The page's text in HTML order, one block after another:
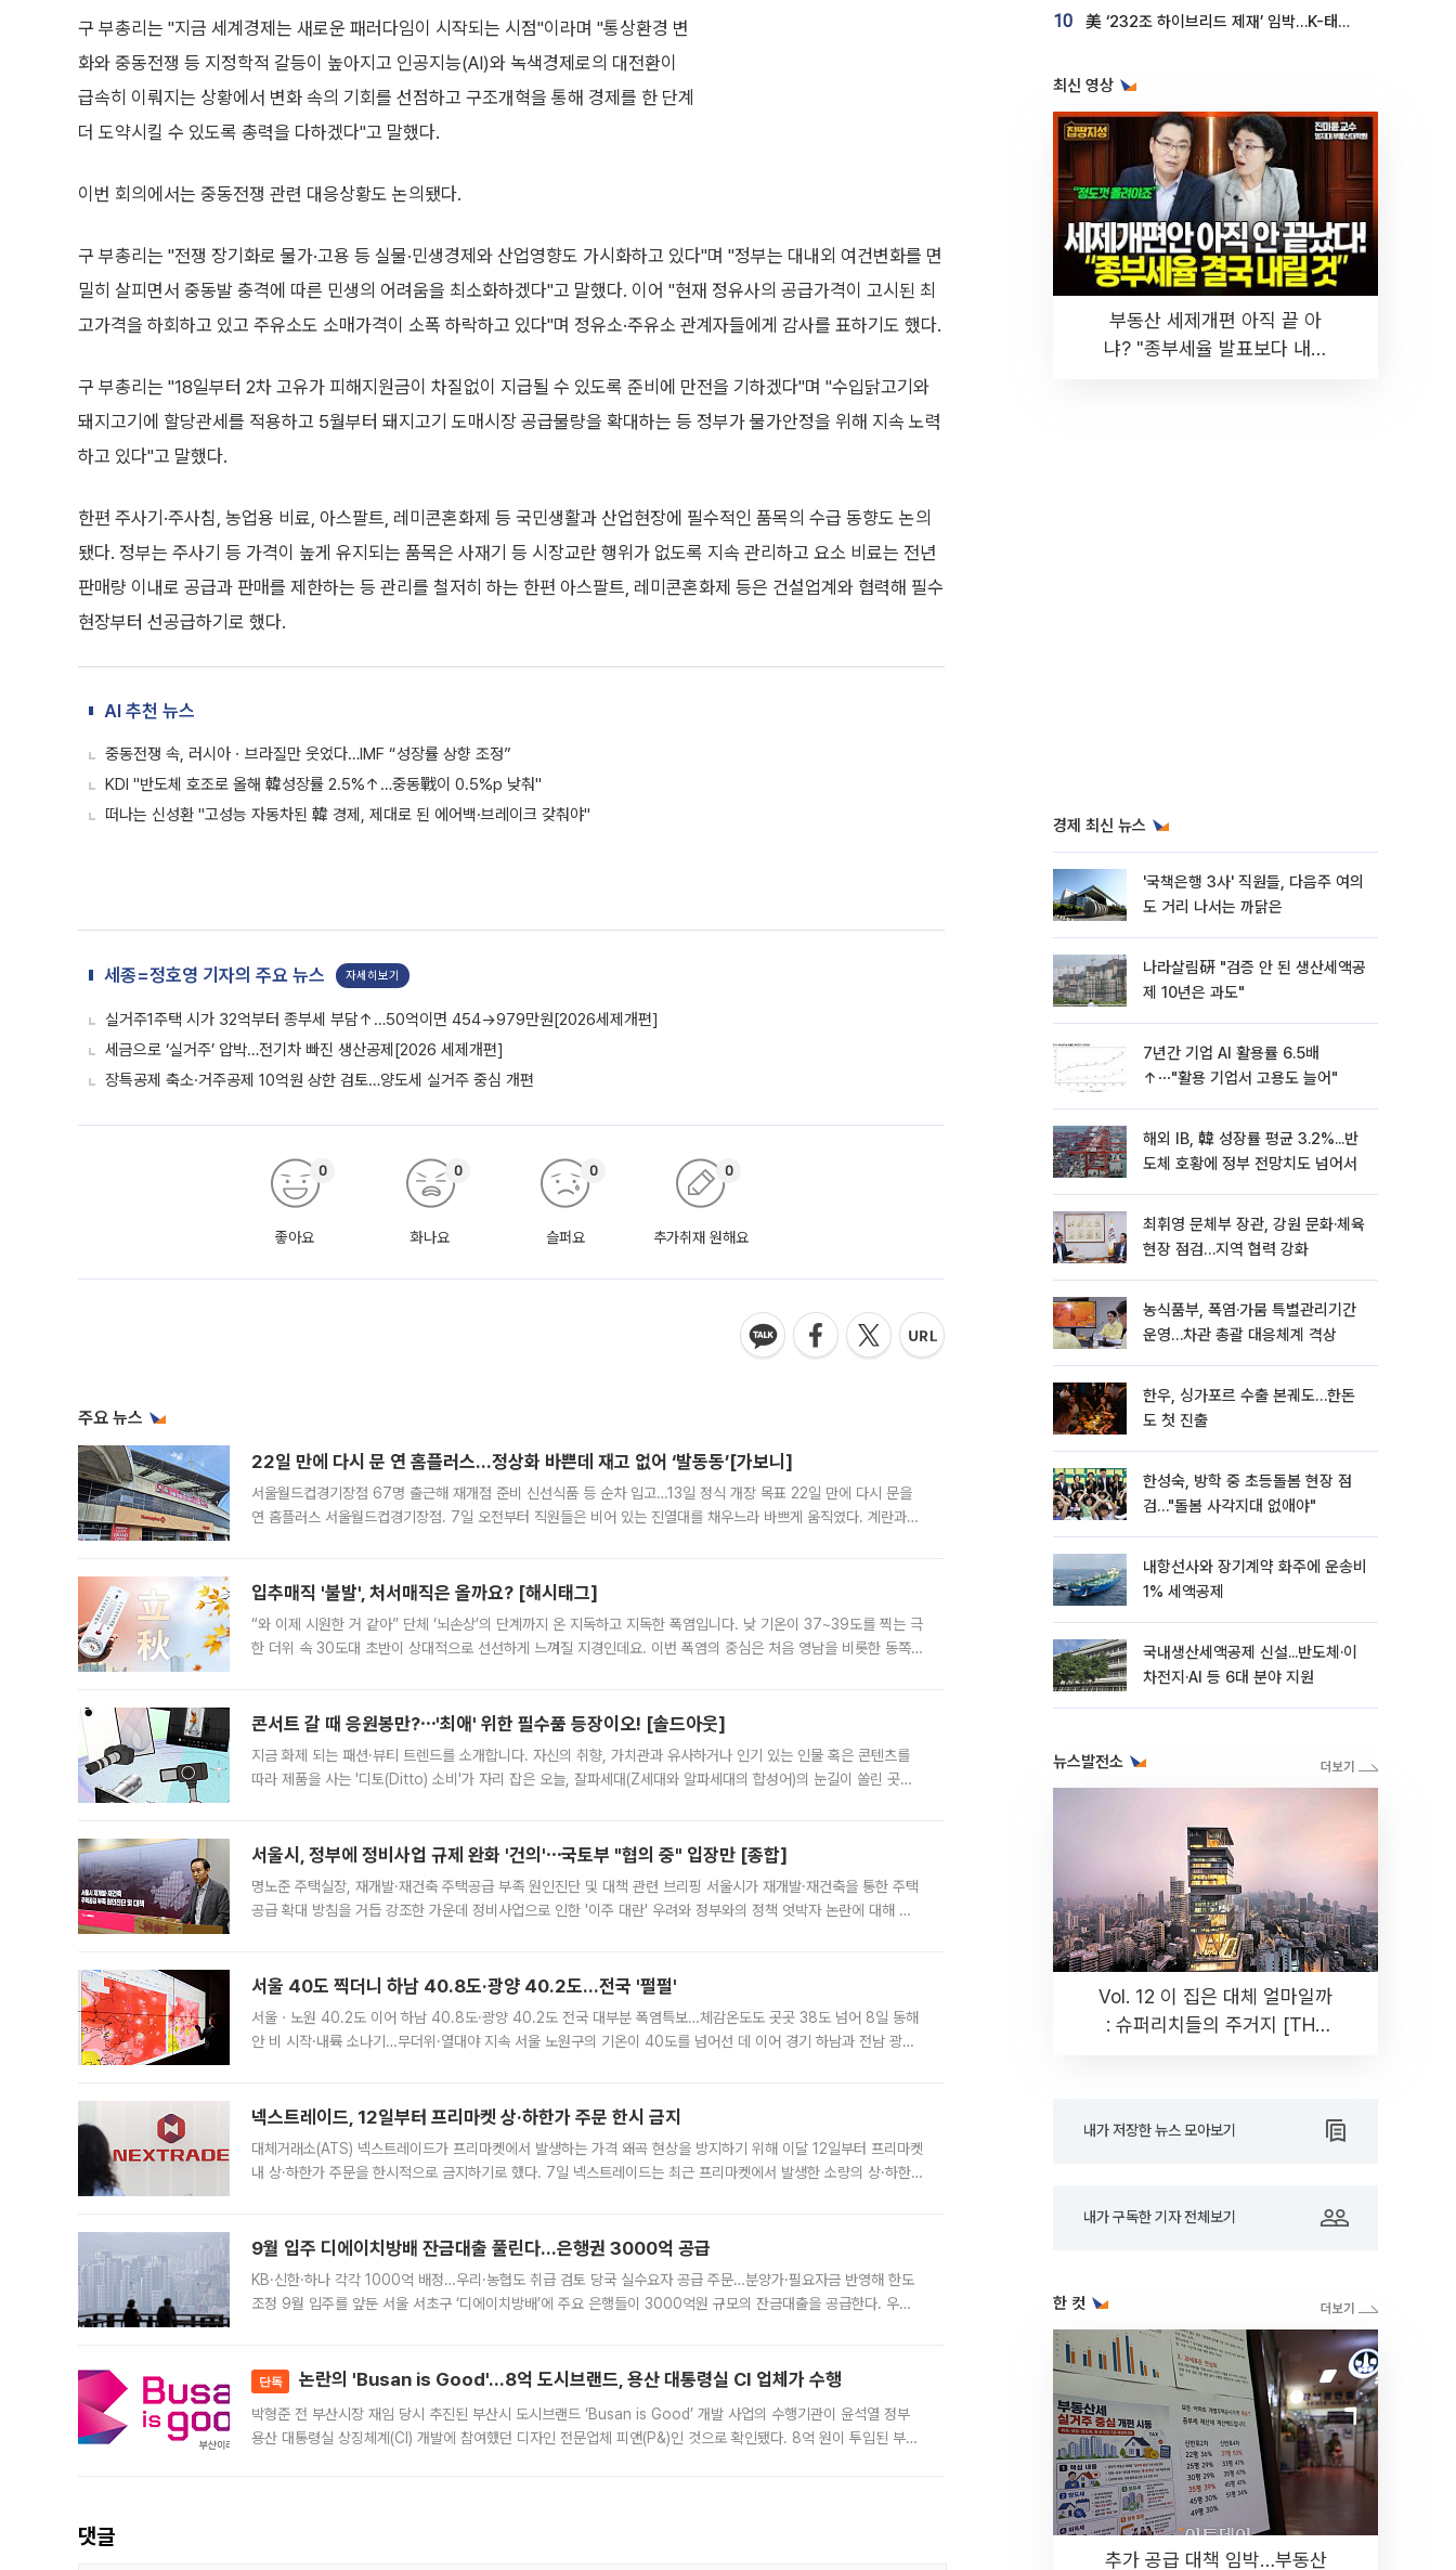
구 부총리는 "지금 세계경제는 새로운 패러다임이 시작되는 시점"이라며 "통상환경 변
화와 중동전쟁 등 지정학적 갈등이 높아지고 인공지능(AI)와 녹색경제로의 대전환이
급속히 이뤄지는 상황에서 변화 속의 기회를 선점하고 구조개혁을 통해 경제를 한 단계
더 도약시킬 수 있도록 총력을 다하겠다"고 말했다.
이번 회의에서는 중동전쟁 관련 대응상황도 논의됐다.
구 부총리는 "전쟁 장기화로 물가·고용 등 실물·민생경제와 산업영향도 가시화하고 있다"며 "정부는 대내외 여건변화를 면
밀히 살피면서 중동발 충격에 따른 민생의 어려움을 최소화하겠다"고 말했다. 이어 "현재 정유사의 공급가격이 고시된 최
고가격을 하회하고 있고 주유소도 소매가격이 소폭 하락하고 있다"며 정유소·주유소 관계자들에게 감사를 표하기도 했다.
구 부총리는 "18일부터 2차 고유가 피해지원금이 차질없이 지급될 수 있도록 준비에 만전을 기하겠다"며 "수입닭고기와
돼지고기에 할당관세를 적용하고 5월부터 돼지고기 도매시장 공급물량을 확대하는 등 정부가 물가안정을 위해 지속 노력
하고 있다"고 말했다.
한편 주사기·주사침, 농업용 비료, 아스팔트, 레미콘혼화제 등 국민생활과 산업현장에 필수적인 품목의 수급 동향도 논의
됐다. 정부는 주사기 등 가격이 높게 유지되는 품목은 사재기 등 시장교란 행위가 없도록 지속 관리하고 요소 비료는 전년
판매량 이내로 공급과 판매를 제한하는 등 관리를 철저히 하는 한편 아스팔트, 레미콘혼화제 등은 건설업계와 협력해 필수
현장부터 선공급하기로 했다.
AI 추천 뉴스
중동전쟁 속, 러시아ㆍ브라질만 웃었다…IMF “성장률 상향 조정”
KDI "반도체 호조로 올해 韓성장률 2.5%↑…중동戰이 0.5%p 낮춰"
떠나는 신성환 "고성능 자동차된 韓 경제, 제대로 된 에어백·브레이크 갖춰야"
세종=정호영 기자의 주요 뉴스 자세히보기
실거주1주택 시가 32억부터 종부세 부담↑…50억이면 454→979만원[2026세제개편]
세금으로 ‘실거주’ 압박…전기차 빠진 생산공제[2026 세제개편]
장특공제 축소·거주공제 10억원 상한 검토…양도세 실거주 중심 개편
좋아요
0
화나요
0
슬퍼요
0
추가취재 원해요
0
주요 뉴스
22일 만에 다시 문 연 홈플러스…정상화 바쁜데 재고 없어 ‘발동동’[가보니]
서울월드컵경기장점 67명 출근해 재개점 준비 신선식품 등 순차 입고…13일 정식 개장 목표 22일 만에 다시 문을
연 홈플러스 서울월드컵경기장점. 7일 오전부터 직원들은 비어 있는 진열대를 채우느라 바쁘게 움직였다. 계란과
입추매직 '불발', 처서매직은 올까요? [해시태그]
“와 이제 시원한 거 같아” 단체 ‘뇌손상’의 단계까지 온 지독하고 지독한 폭염입니다. 낮 기온이 37~39도를 찍는 극
한 더위 속 30도대 초반이 상대적으로 선선하게 느껴질 지경인데요. 이번 폭염의 중심은 처음 영남을 비롯한 동쪽
콘서트 갈 때 응원봉만?⋯'최애' 위한 필수품 등장이오! [솔드아웃]
지금 화제 되는 패션·뷰티 트렌드를 소개합니다. 자신의 취향, 가치관과 유사하거나 인기 있는 인물 혹은 콘텐츠를
따라 제품을 사는 '디토(Ditto) 소비'가 자리 잡은 오늘, 잘파세대(Z세대와 알파세대의 합성어)의 눈길이 쏠린 곳은
서울시, 정부에 정비사업 규제 완화 '건의'⋯국토부 "협의 중" 입장만 [종합]
명노준 주택실장, 재개발·재건축 주택공급 부족 원인진단 및 대책 관련 브리핑 서울시가 재개발·재건축을 통한 주택
공급 확대 방침을 거듭 강조한 가운데 정비사업으로 인한 '이주 대란' 우려와 정부와의 정책 엇박자 논란에 대해 정
서울 40도 찍더니 하남 40.8도·광양 40.2도…전국 '펄펄'
서울ㆍ노원 40.2도 이어 하남 40.8도·광양 40.2도 전국 대부분 폭염특보…체감온도도 곳곳 38도 넘어 8일 동해
안 비 시작·내륙 소나기…무더위·열대야 지속 서울 노원구의 기온이 40도를 넘어선 데 이어 경기 하남과 전남 광양
넥스트레이드, 12일부터 프리마켓 상·하한가 주문 한시 금지
대체거래소(ATS) 넥스트레이드가 프리마켓에서 발생하는 가격 왜곡 현상을 방지하기 위해 이달 12일부터 프리마켓
내 상·하한가 주문을 한시적으로 금지하기로 했다. 7일 넥스트레이드는 최근 프리마켓에서 발생한 소량의 상·하한
9월 입주 디에이치방배 잔금대출 풀린다…은행권 3000억 공급
KB·신한·하나 각각 1000억 배정…우리·농협도 취급 검토 당국 실수요자 공급 주문…분양가·필요자금 반영해 한도
조정 9월 입주를 앞둔 서울 서초구 ‘디에이치방배’에 주요 은행들이 3000억원 규모의 잔금대출을 공급한다. 우리
단독 논란의 'Busan is Good'…8억 도시브랜드, 용산 대통령실 CI 업체가 수행
박형준 전 부산시장 재임 당시 추진된 부산시 도시브랜드 ‘Busan is Good’ 개발 사업의 수행기관이 윤석열 정부
용산 대통령실 상징체계(CI) 개발에 참여했던 디자인 전문업체 피앤(P&)인 것으로 확인됐다. 8억 원이 투입된 부산
댓글
10 美 ‘232조 하이브리드 제재’ 임박…K-태양광, 불확실성 털고 날개 다나
최신 영상
부동산 세제개편 아직 끝 아
냐? "종부세율 발표보다 내릴
경제 최신 뉴스
'국책은행 3사' 직원들, 다음주 여의
도 거리 나서는 까닭은
나라살림硏 "검증 안 된 생산세액공
제 10년은 과도"
7년간 기업 AI 활용률 6.5배
↑⋯"활용 기업서 고용도 늘어"
해외 IB, 韓 성장률 평균 3.2%...반
도체 호황에 정부 전망치도 넘어서
최휘영 문체부 장관, 강원 문화·체육
현장 점검…지역 협력 강화
농식품부, 폭염·가뭄 특별관리기간
운영…차관 총괄 대응체계 격상
한우, 싱가포르 수출 본궤도…한돈
도 첫 진출
한성숙, 방학 중 초등돌봄 현장 점
검…"돌봄 사각지대 없애야"
내항선사와 장기계약 화주에 운송비
1% 세액공제
국내생산세액공제 신설...반도체·이
차전지·AI 등 6대 분야 지원
뉴스발전소
Vol. 12 이 집은 대체 얼마일까
: 슈퍼리치들의 주거지 [THE
내가 저장한 뉴스 모아보기
내가 구독한 기자 전체보기
한 컷
추가 공급 대책 임박…부동산